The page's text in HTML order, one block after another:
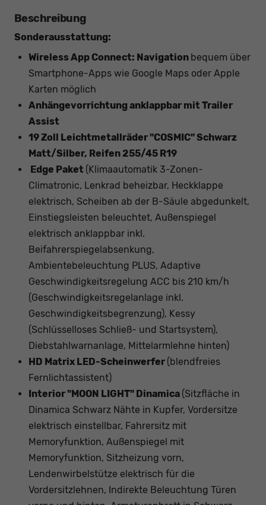
Beschreibung
Sonderausstattung:
Wireless App Connect: Navigation bequem über
Smartphone-Apps wie Google Maps oder Apple
Karten möglich
Anhängevorrichtung anklappbar mit Trailer
Assist
19 Zoll Leichtmetallräder "COSMIC" Schwarz
Matt/Silber, Reifen 255/45 R19
Edge Paket (Klimaautomatik 3-Zonen-
Climatronic, Lenkrad beheizbar, Heckklappe
elektrisch, Scheiben ab der B-Säule abgedunkelt,
Einstiegsleisten beleuchtet, Außenspiegel
elektrisch anklappbar inkl.
Beifahrerspiegelabsenkung,
Ambientebeleuchtung PLUS, Adaptive
Geschwindigkeitsregelung ACC bis 210 km/h
(Geschwindigkeitsregelanlage inkl.
Geschwindigkeitsbegrenzung), Kessy
(Schlüsselloses Schließ- und Startsystem),
Diebstahlwarnanlage, Mittelarmlehne hinten)
HD Matrix LED-Scheinwerfer (blendfreies
Fernlichtassistent)
Interior "MOON LIGHT" Dinamica (Sitzfläche in
Dinamica Schwarz Nähte in Kupfer, Vordersitze
elektrisch einstellbar, Fahrersitz mit
Memoryfunktion, Außenspiegel mit
Memoryfunktion, Sitzheizung vorn,
Lendenwirbelstütze elektrisch für die
Vordersitzlehnen, Indirekte Beleuchtung Türen